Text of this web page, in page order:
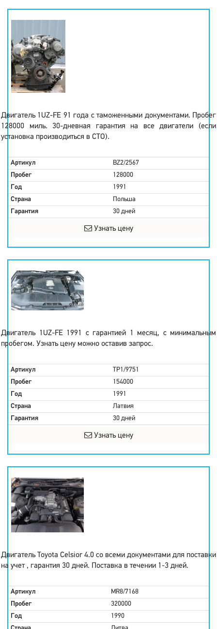
Двигатель 1UZ-FE 91 года с таможенными документами. Пробег
128000 миль. 30-дневная гарантия на все двигатели (если
установка производиться в СТО).
Артикул
BZ2/2567
Пробег
128000
Год
1991
Страна
Польша
Гарантия
30 дней
Узнать цену
Двигатель 1UZ-FE 1991 с гарантией 1 месяц, с минимальным
пробегом. Узнать цену можно оставив запрос.
Артикул
TP1/9751
Пробег
154000
Год
1991
Страна
Латвия
Гарантия
30 дней
Узнать цену
Двигатель Toyota Celsior 4.0 со всеми документами для поставки
на учет , гарантия 30 дней. Поставка в течении 1-3 дней.
Артикул
MR8/7168
Пробег
320000
Год
1990